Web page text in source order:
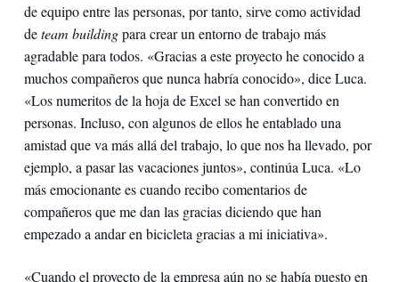
de equipo entre las personas, por tanto, sirve como actividad
deteam buildingpara crear un entorno de trabajo más
agradable para todos. «Gracias a este proyecto he conocido a
muchos compañeros que nunca habría conocido», dice Luca.
«Los numeritos de la hoja de Excel se han convertido en
personas. Incluso, con algunos de ellos he entablado una
amistad que va más allá del trabajo, lo que nos ha llevado, por
ejemplo, a pasar las vacaciones juntos», continúa Luca. «Lo
más emocionante es cuando recibo comentarios de
compañeros que me dan las gracias diciendo que han
empezado a andar en bicicleta gracias a mi iniciativa».
«Cuando el proyecto de la empresa aún no se había puesto en